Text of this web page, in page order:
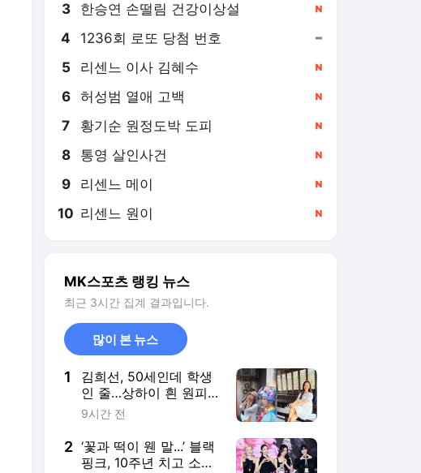
3 한승연 손떨림 건강이상설
4 1236회 로또 당첨 번호
5 리센느 이사 김혜수
6 허성범 열애 고백
7 황기순 원정도박 도피
8 통영 살인사건
9 리센느 메이
10 리센느 원이
MK스포츠 랭킹 뉴스
최근 3시간 집계 결과입니다.
많이 본 뉴스
1
김희선, 50세인데 학생
인 줄…상하이 흰 원피
스에 ‘여행 기록’
9시간 전
2 ‘꽃과 떡이 웬 말...’ 블랙
핑크, 10주년 치고 소박